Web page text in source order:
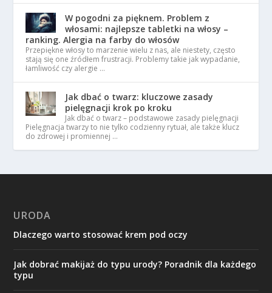
W pogodni za pięknem. Problem z
włosami: najlepsze tabletki na włosy –
ranking. Alergia na farby do włosów
Przepiękne włosy to marzenie wielu z nas, ale niestety, często
stają się one źródłem frustracji. Problemy takie jak wypadanie,
łamliwość czy alergie …
Jak dbać o twarz: kluczowe zasady
pielęgnacji krok po kroku
Jak dbać o twarz – podstawowe zasady pielęgnacji
Pielęgnacja twarzy to nie tylko codzienny rytuał, ale także klucz
do zdrowej i promiennej …
URODA
Dlaczego warto stosować krem pod oczy
Jak dobrać makijaż do typu urody? Poradnik dla każdego
typu